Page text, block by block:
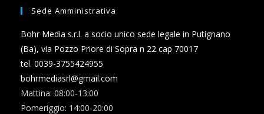
Sede Amministrativa
Bohr Media s.r.l. a socio unico sede legale in Putignano
(Ba), via Pozzo Priore di Sopra n 22 cap 70017
tel. 0039-3755424955
bohrmediasrl@gmail.com
Mattina: 08:00-13:00
Pomeriggio: 14:00-20:00